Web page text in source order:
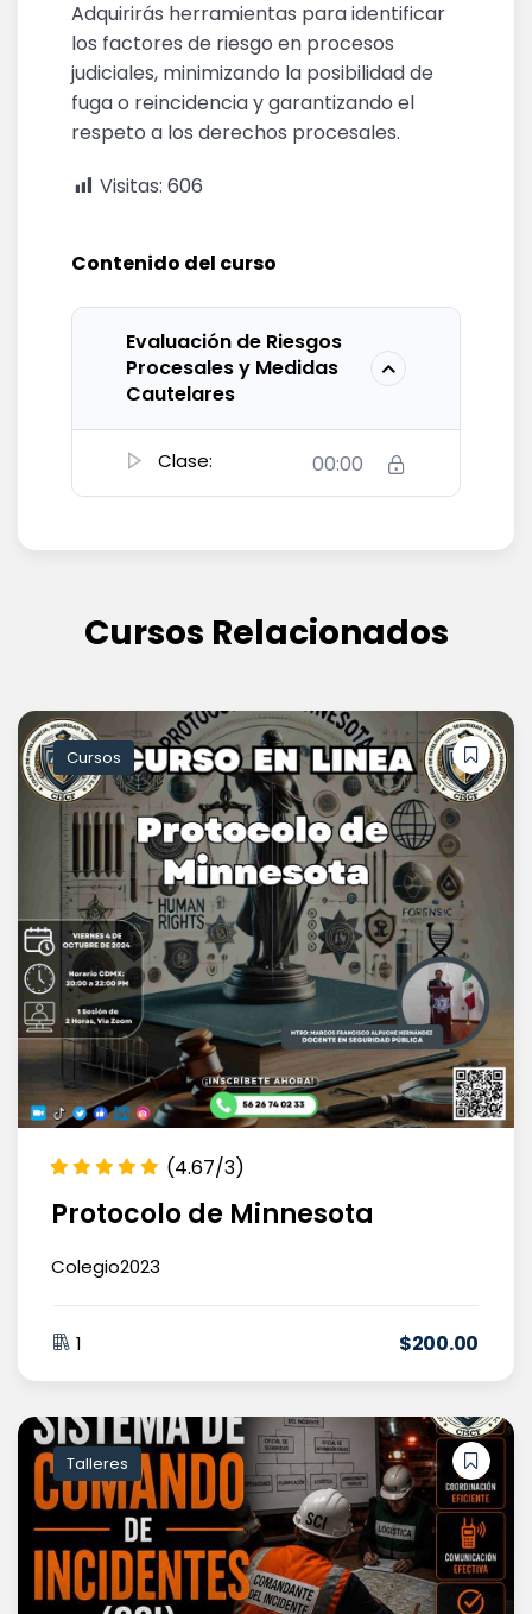
Adquirirás herramientas para identificar
los factores de riesgo en procesos
judiciales, minimizando la posibilidad de
fuga o reincidencia y garantizando el
respeto a los derechos procesales.
Visitas: 606
Contenido del curso
Evaluación de Riesgos
Procesales y Medidas
Cautelares
Clase: 00:00
Cursos Relacionados
Cursos
(4.67/3)
Protocolo de Minnesota
Colegio2023
1 $200.00
Talleres